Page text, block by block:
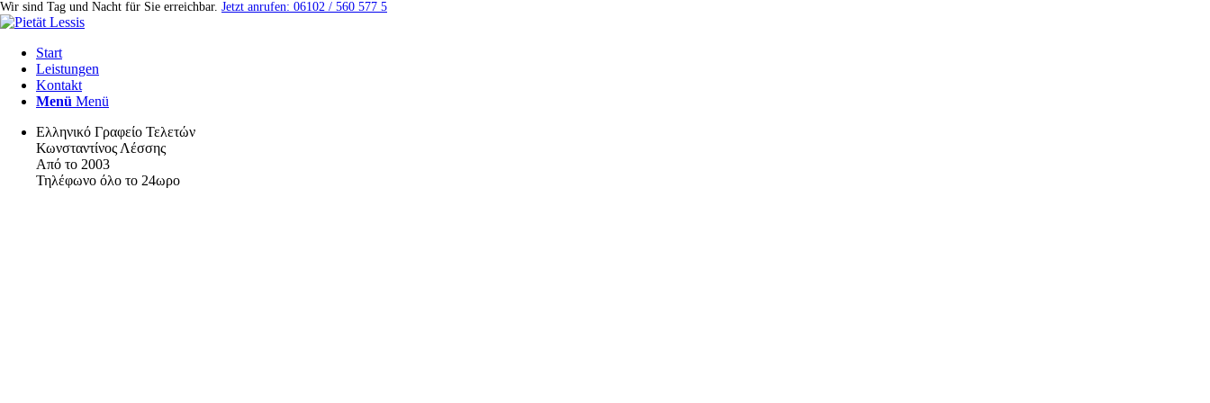
Wir sind Tag und Nacht für Sie erreichbar. Jetzt anrufen: 06102 / 560 577 5
Start
Leistungen
Kontakt
Menü Menü
Ελληνικό Γραφείο Τελετών
Κωνσταντίνος Λέσσης
Από το 2003
Τηλέφωνο όλο το 24ωρο